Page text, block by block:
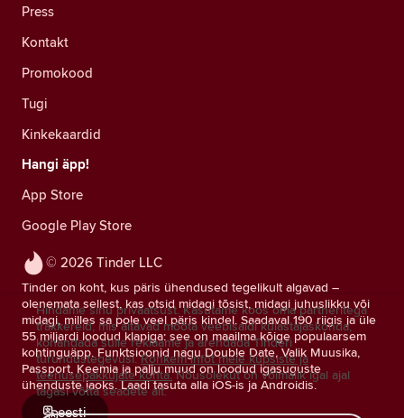
© 2026 Tinder LLC
Tinder on koht, kus päris ühendused tegelikult algavad –
olenemata sellest, kas otsid midagi tõsist, midagi juhuslikku või
midagi, milles sa pole veel päris kindel. Saadaval 190 riigis ja üle
55 miljardi loodud klapiga: see on maailma kõige populaarsem
kohtinguäpp. Funktsioonid nagu Double Date, Valik Muusika,
Passport, Keemia ja palju muud on loodud igasuguste
ühenduste jaoks. Laadi tasuta alla iOS-is ja Androidis.
eesti
Press
Kontakt
Promokood
Tugi
Kinkekaardid
Hangi äpp!
App Store
Google Play Store
Hindame sinu privaatsust. Kasutame koos oma partneritega
träkkereid, mis aitavad mõõta veebisaidi külastajaskonda,
kohandada sulle reklaame ja arendada Tinderi
turundustegevusi. Rohkem infot meie küpsiste ja
teenusepakkujate kohta. Nõusolekut on võimalik igal ajal
tagasi võtta seadete alt.